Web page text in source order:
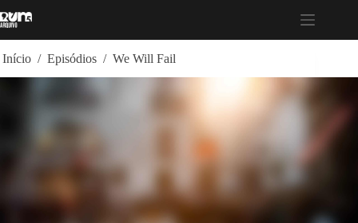
para
Início / Episódios / We Will Fail